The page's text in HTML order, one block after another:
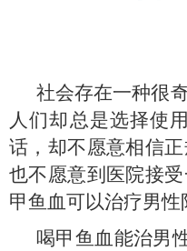
社会存在一种很
人们却总是选择使
话，却不愿意相信
也不愿意到医院接
甲鱼血可以治疗男性
喝甲鱼血能治男